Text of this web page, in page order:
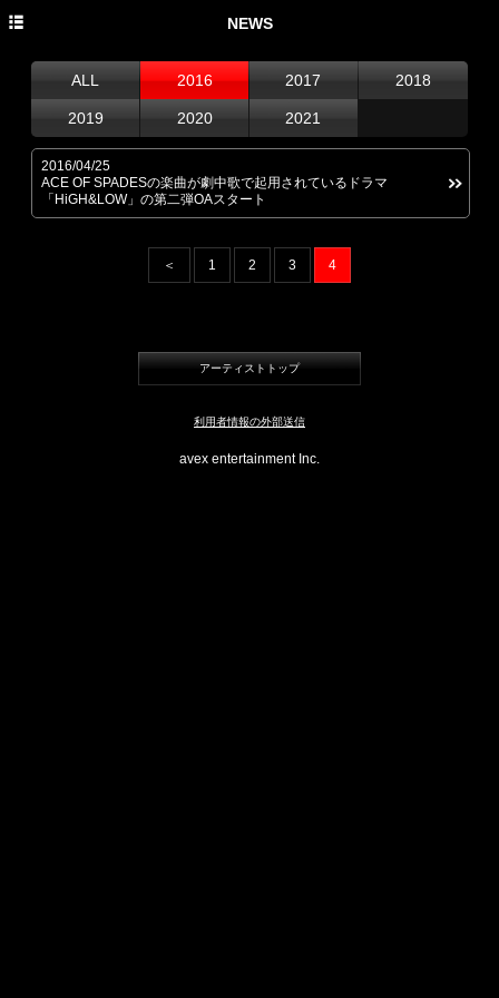
NEWS
ALL 2016 2017 2018
2019 2020 2021
2016/04/25
ACE OF SPADESの楽曲が劇中歌で起用されているドラマ
「HiGH&LOW」の第二弾OAスタート
＜ 1 2 3 4
アーティストトップ
利用者情報の外部送信
avex entertainment Inc.
PROFILE
DISCOGRAPHY
LIVE